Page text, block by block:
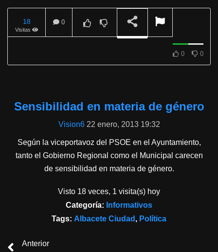
18
Visitas
0
0 0
Sensibilidad en materia de género
Vision6 22 enero, 2013 19:32
Según la viceportavoz del PSOE en el Ayuntamiento,
tanto el Gobierno Regional como el Municipal carecen
de sensibilidad en materia de género.
Visto 18 veces, 1 visita(s) hoy
Categoría: Informativos
Tags: Albacete Ciudad , Política
Anterior